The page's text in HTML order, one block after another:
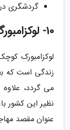
گردشگری
10- لوکزامبورگ
لوکزامبورک
زندگی است که
می گردد،
نظیر این کشور
عنوان مقصد